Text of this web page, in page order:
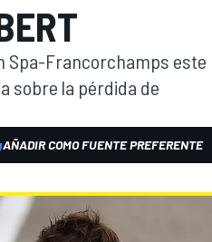
Spa-Francorchamps este
sobre la pérdida de
AÑADIR COMO FUENTE PREFERENTE